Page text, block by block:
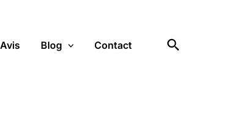
Avis Blog Contact Rechercher